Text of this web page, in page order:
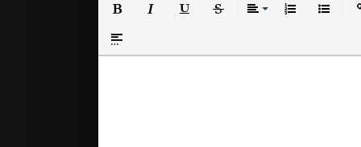
Вставка спойлера